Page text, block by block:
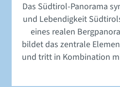
Das Südtirol-Panorama
und Lebendigkeit
eines realen
bildet das zentrale
und tritt in Kombination